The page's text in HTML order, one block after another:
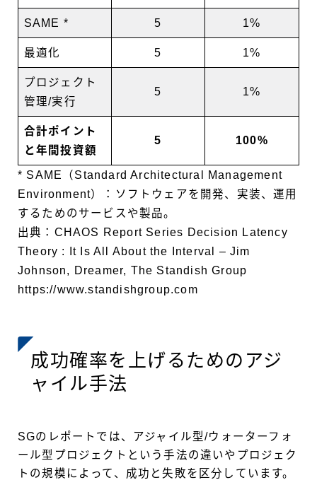
SAME * 5 1%
最適化 5 1%
プロジェクト
管理/実行
5 1%
合計ポイント
と年間投資額
5 100%
* SAME（Standard Architectural Management
Environment）：ソフトウェアを開発、実装、運用
するためのサービスや製品。
出典：CHAOS Report Series Decision Latency
Theory : It Is All About the Interval – Jim
Johnson, Dreamer, The Standish Group
https://www.standishgroup.com
成功確率を上げるためのアジ
ャイル手法
SGのレポートでは、アジャイル型/ウォーターフォ
ール型プロジェクトという手法の違いやプロジェク
トの規模によって、成功と失敗を区分しています。